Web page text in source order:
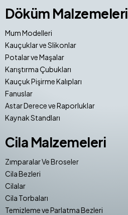
Döküm Malzemeleri
Mum Modelleri
Kauçuklar ve Slikonlar
Potalar ve Maşalar
Karıştırma Çubukları
Kauçuk Pişirme Kalıpları
Fanuslar
Astar Derece ve Raporluklar
Kaynak Standları
Cila Malzemeleri
Zımparalar Ve Broseler
Cila Bezleri
Cilalar
Cila Torbaları
Temizleme ve Parlatma Bezleri